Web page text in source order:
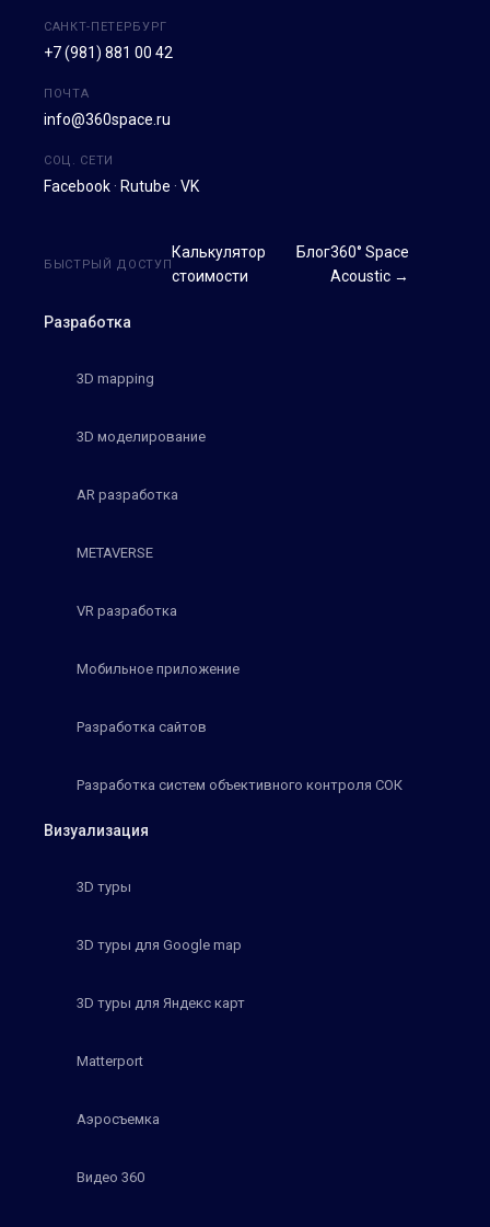
САНКТ-ПЕТЕРБУРГ
+7 (981) 881 00 42
ПОЧТА
info@360space.ru
СОЦ. СЕТИ
Facebook · Rutube · VK
Разработка
3D mapping
3D моделирование
AR разработка
METAVERSE
VR разработка
Мобильное приложение
Разработка сайтов
Разработка систем объективного контроля СОК
Визуализация
3D туры
3D туры для Google map
3D туры для Яндекс карт
Matterport
Аэросъемка
Видео 360
БЫСТРЫЙ ДОСТУП
Калькулятор
стоимости
Блог360° Space
Acoustic →